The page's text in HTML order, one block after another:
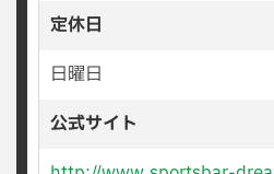
定休日
日曜日
公式サイト